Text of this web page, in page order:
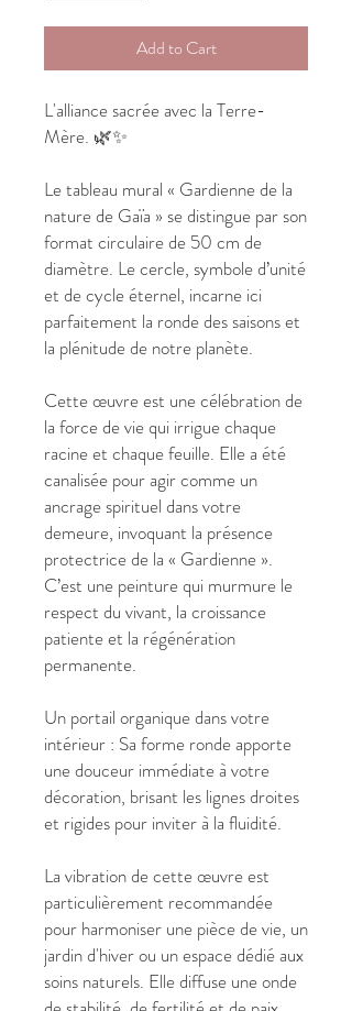
Add to Cart
L'alliance sacrée avec la Terre-
Mère. 🌿✨
Le tableau mural « Gardienne de la
nature de Gaïa » se distingue par son
format circulaire de 50 cm de
diamètre. Le cercle, symbole d’unité
et de cycle éternel, incarne ici
parfaitement la ronde des saisons et
la plénitude de notre planète.
Cette œuvre est une célébration de
la force de vie qui irrigue chaque
racine et chaque feuille. Elle a été
canalisée pour agir comme un
ancrage spirituel dans votre
demeure, invoquant la présence
protectrice de la « Gardienne ».
C’est une peinture qui murmure le
respect du vivant, la croissance
patiente et la régénération
permanente.
Un portail organique dans votre
intérieur : Sa forme ronde apporte
une douceur immédiate à votre
décoration, brisant les lignes droites
et rigides pour inviter à la fluidité.
La vibration de cette œuvre est
particulièrement recommandée
pour harmoniser une pièce de vie, un
jardin d'hiver ou un espace dédié aux
soins naturels. Elle diffuse une onde